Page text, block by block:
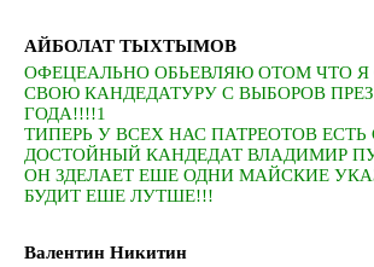
АЙБОЛАТ ТЫХТЫМОВ
ОФЕЦЕАЛЬНО ОБЬЕВЛЯЮ ОТОМ ЧТО
СВОЮ КАНДЕДАТУРУ С ВЫБОРОВ
ГОДА!!!!1
ТИПЕРЬ У ВСЕХ НАС ПАТРЕОТОВ ЕСТЬ
ДОСТОЙНЫЙ КАНДЕДАТ ВЛАДИМИР
ОН ЗДЕЛАЕТ ЕШЕ ОДНИ МАЙСКИЕ
БУДИТ ЕШЕ ЛУТШЕ!!!
Валентин Никитин